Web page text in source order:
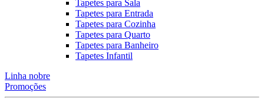
Tapetes para Sala
Tapetes para Entrada
Tapetes para Cozinha
Tapetes para Quarto
Tapetes para Banheiro
Tapetes Infantil
Linha nobre
Promoções